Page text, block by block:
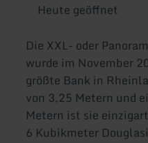
Heute geöffnet
Die XXL- oder
wurde im November
größte Bank in
von 3,25 Metern und
Metern ist sie
6 Kubikmeter